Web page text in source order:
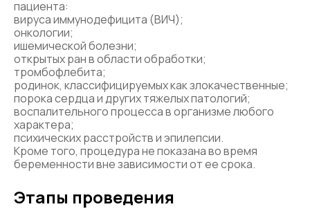
пациента:
вируса иммунодефицита (ВИЧ);
онкологии;
ишемической болезни;
открытых ран в области обработки;
тромбофлебита;
родинок, классифицируемых как злокачественные;
порока сердца и других тяжелых патологий;
воспалительного процесса в организме любого
характера;
психических расстройств и эпилепсии.
Кроме того, процедура не показана во время
беременности вне зависимости от ее срока.
Этапы проведения